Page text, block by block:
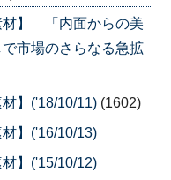
材】 「内面からの美
市場のさらなる急拡
】('18/10/11) (1602)
】('16/10/13)
】('15/10/12)